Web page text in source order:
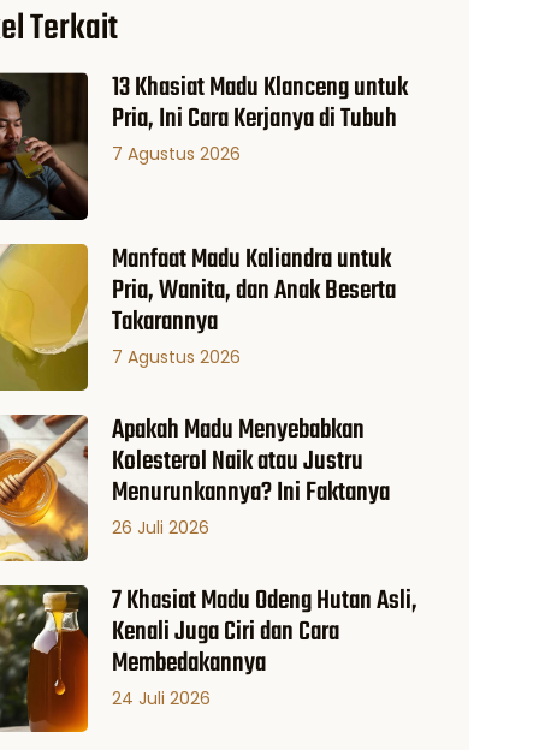
Terkait
13 Khasiat Madu Klanceng untuk
Pria, Ini Cara Kerjanya di Tubuh
7 Agustus 2026
Manfaat Madu Kaliandra untuk
Pria, Wanita, dan Anak Beserta
Takarannya
7 Agustus 2026
Apakah Madu Menyebabkan
Kolesterol Naik atau Justru
Menurunkannya? Ini Faktanya
26 Juli 2026
7 Khasiat Madu Odeng Hutan Asli,
Kenali Juga Ciri dan Cara
Membedakannya
24 Juli 2026